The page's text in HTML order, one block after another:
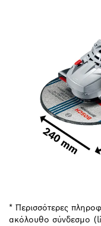
* Περισσότερες
ακόλουθο σύνδεσμο